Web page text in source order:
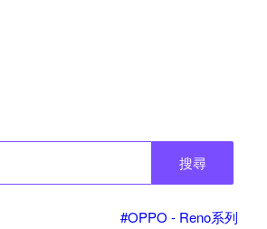
搜尋
#OPPO - Reno系列